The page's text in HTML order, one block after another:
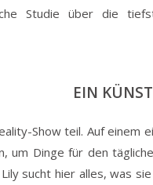
Studie über die
EIN
Show teil. Auf
um Dinge für den
sucht hier alles, was